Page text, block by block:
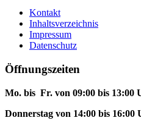
Kontakt
Inhaltsverzeichnis
Impressum
Datenschutz
Öffnungszeiten
Mo. bis Fr. von 09:00 bis 13:00
Donnerstag von 14:00 bis 16:00